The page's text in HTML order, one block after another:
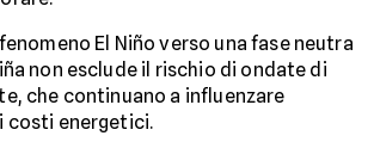
El Niño verso una fase neutra
non esclude il rischio di ondate di
che continuano a influenzare
costi energetici.